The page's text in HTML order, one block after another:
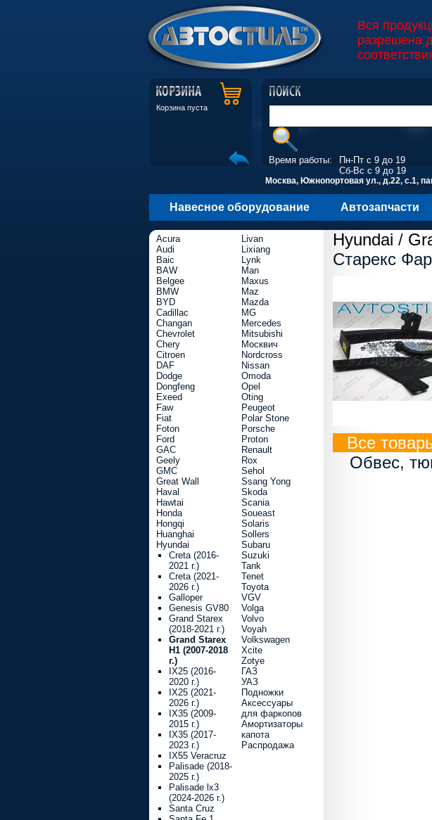
Вся
разрешена
Корзина пуста
Время работы:
Пн-Пт с 9 до 19
Сб-Вс с 9 до 19
Москва, Южнопортовая ул., д.22, с.1,
Навесное оборудование Автозапчасти
Hyundai /
Старекс
Все
Обвес,
Acura
Audi
Baic
BAW
Belgee
BMW
BYD
Cadillac
Changan
Chevrolet
Chery
Citroen
DAF
Dodge
Dongfeng
Exeed
Faw
Fiat
Foton
Ford
GAC
Geely
GMC
Great Wall
Haval
Hawtai
Honda
Hongqi
Huanghai
Hyundai
Creta (2016-
2021 г.)
Creta (2021-
2026 г.)
Galloper
Genesis GV80
Grand Starex
(2018-2021 г.)
Grand Starex
H1 (2007-2018
г.)
IX25 (2016-
2020 г.)
IX25 (2021-
2026 г.)
IX35 (2009-
2015 г.)
IX35 (2017-
2023 г.)
IX55 Veracruz
Palisade (2018-
2025 г.)
Palisade lx3
(2024-2026 г.)
Santa Cruz
Livan
Lixiang
Lynk
Man
Maxus
Maz
Mazda
MG
Mercedes
Mitsubishi
Москвич
Nordcross
Nissan
Omoda
Opel
Oting
Peugeot
Polar Stone
Porsche
Proton
Renault
Rox
Sehol
Ssang Yong
Skoda
Scania
Soueast
Solaris
Sollers
Subaru
Suzuki
Tank
Tenet
Toyota
VGV
Volga
Volvo
Voyah
Volkswagen
Xcite
Zotye
ГАЗ
УАЗ
Подножки
Аксессуары
для фаркопов
Амортизаторы
капота
Распродажа